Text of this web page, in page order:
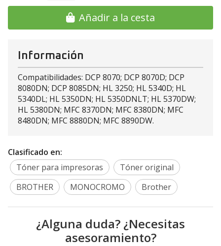
Añadir a la cesta
Información
Compatibilidades: DCP 8070; DCP 8070D; DCP
8080DN; DCP 8085DN; HL 3250; HL 5340D; HL
5340DL; HL 5350DN; HL 5350DNLT; HL 5370DW;
HL 5380DN; MFC 8370DN; MFC 8380DN; MFC
8480DN; MFC 8880DN; MFC 8890DW.
Clasificado en:
Tóner para impresoras
Tóner original
BROTHER
MONOCROMO Brother
¿Alguna duda? ¿Necesitas
asesoramiento?